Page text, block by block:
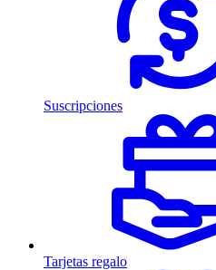
Suscripciones
Tarjetas regalo